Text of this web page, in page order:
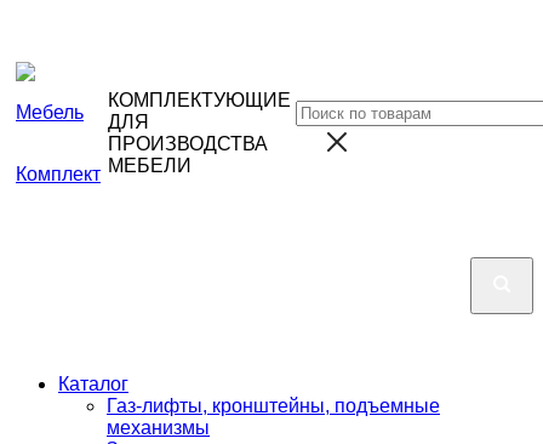
КОМПЛЕКТУЮЩИЕ
ДЛЯ
ПРОИЗВОДСТВА
МЕБЕЛИ
Каталог
Газ-лифты, кронштейны, подъемные
механизмы